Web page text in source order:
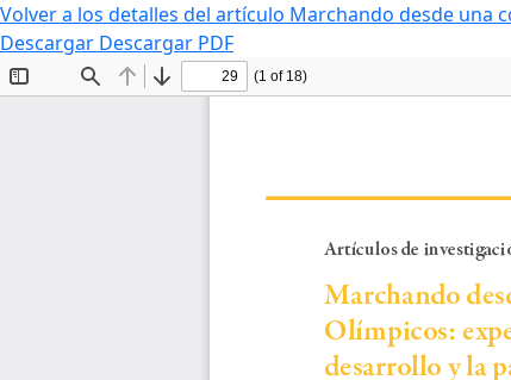
Volver a los detalles del artículo Marchando desde una
Descargar Descargar PDF